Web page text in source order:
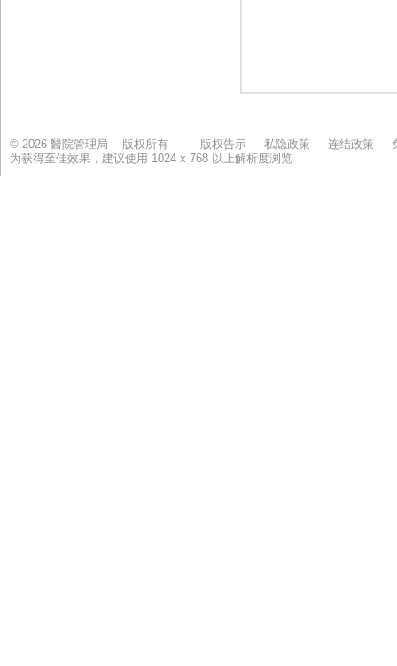
© 2026 醫院管理局 版权所有 版权告示 私隐政策 连结政策
为获得至佳效果，建议使用 1024 x 768 以上解析度浏览